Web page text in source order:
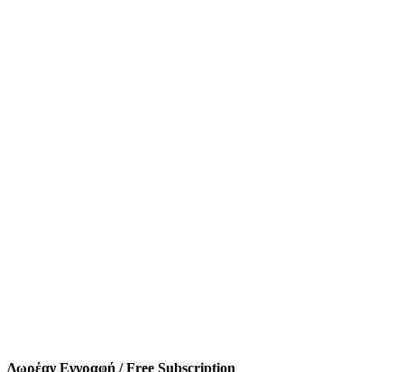
Δωρέαν Εγγραφή / Free Subscription